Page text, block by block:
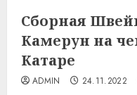
Сборная
Камерун на
Катаре
ADMIN 24.11.2022